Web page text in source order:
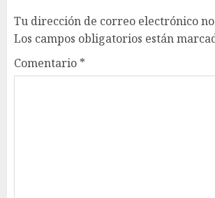
Tu dirección de correo electrónico
Los campos obligatorios están
Comentario *